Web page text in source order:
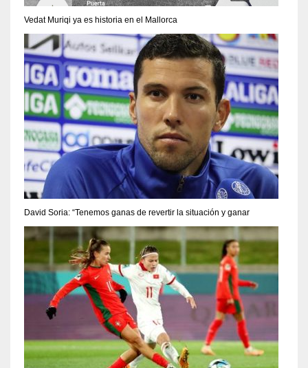
Vedat Muriqi ya es historia en el Mallorca
David Soria: “Tenemos ganas de revertir la situación y ganar